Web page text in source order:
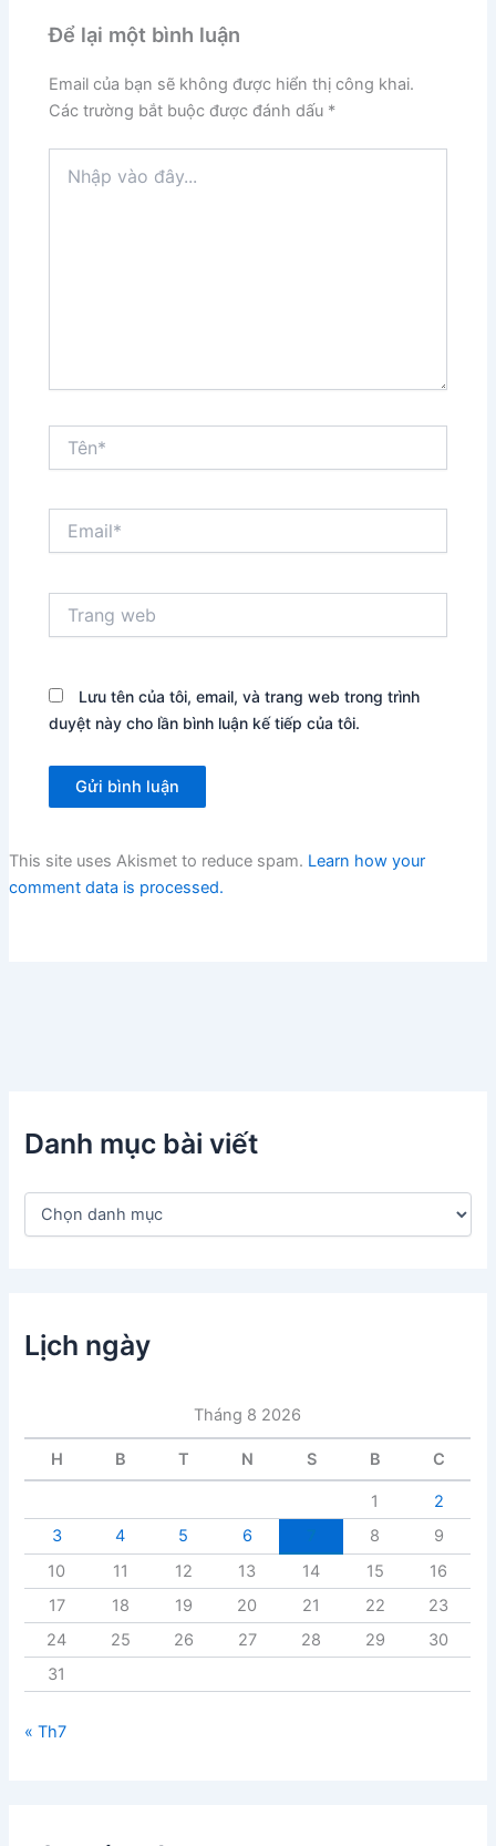
Để lại một bình luận
Email của bạn sẽ không được hiển thị công khai.
Các trường bắt buộc được đánh dấu *
vào
web
Lưu tên của tôi, email, và trang web trong trình
duyệt này cho lần bình luận kế tiếp của tôi.
This site uses Akismet to reduce spam. Learn how your
comment data is processed.
Danh mục bài viết
D
c
b
i
Lịch ngày
Tháng 8 2026
H B T N S B C
1
2
3
4 5 6 8
9
10
11 12 13 14 15
16
17
18 19 20 21 22
23
24
25 26 27 28 29
30
31
« Th7